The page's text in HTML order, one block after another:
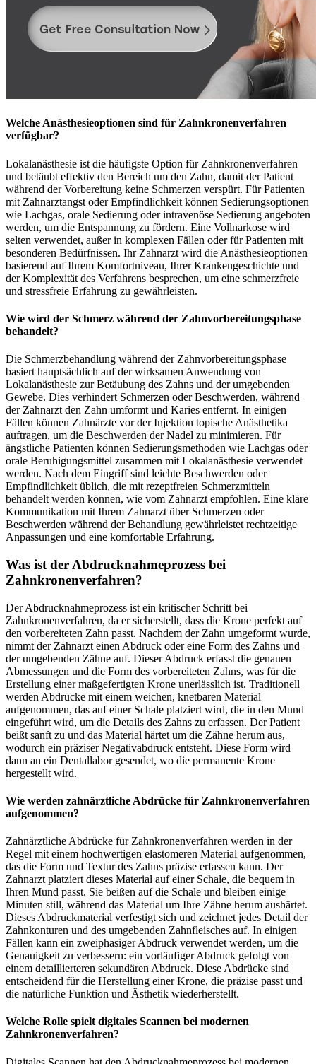
Welche Anästhesieoptionen sind für Zahnkronenverfahren
verfügbar?
Lokalanästhesie ist die häufigste Option für Zahnkronenverfahren
und betäubt effektiv den Bereich um den Zahn, damit der Patient
während der Vorbereitung keine Schmerzen verspürt. Für Patienten
mit Zahnarztangst oder Empfindlichkeit können Sedierungsoptionen
wie Lachgas, orale Sedierung oder intravenöse Sedierung angeboten
werden, um die Entspannung zu fördern. Eine Vollnarkose wird
selten verwendet, außer in komplexen Fällen oder für Patienten mit
besonderen Bedürfnissen. Ihr Zahnarzt wird die Anästhesieoptionen
basierend auf Ihrem Komfortniveau, Ihrer Krankengeschichte und
der Komplexität des Verfahrens besprechen, um eine schmerzfreie
und stressfreie Erfahrung zu gewährleisten.
Wie wird der Schmerz während der Zahnvorbereitungsphase
behandelt?
Die Schmerzbehandlung während der Zahnvorbereitungsphase
basiert hauptsächlich auf der wirksamen Anwendung von
Lokalanästhesie zur Betäubung des Zahns und der umgebenden
Gewebe. Dies verhindert Schmerzen oder Beschwerden, während
der Zahnarzt den Zahn umformt und Karies entfernt. In einigen
Fällen können Zahnärzte vor der Injektion topische Anästhetika
auftragen, um die Beschwerden der Nadel zu minimieren. Für
ängstliche Patienten können Sedierungsmethoden wie Lachgas oder
orale Beruhigungsmittel zusammen mit Lokalanästhesie verwendet
werden. Nach dem Eingriff sind leichte Beschwerden oder
Empfindlichkeit üblich, die mit rezeptfreien Schmerzmitteln
behandelt werden können, wie vom Zahnarzt empfohlen. Eine klare
Kommunikation mit Ihrem Zahnarzt über Schmerzen oder
Beschwerden während der Behandlung gewährleistet rechtzeitige
Anpassungen und eine komfortable Erfahrung.
Was ist der Abdrucknahmeprozess bei
Zahnkronenverfahren?
Der Abdrucknahmeprozess ist ein kritischer Schritt bei
Zahnkronenverfahren, da er sicherstellt, dass die Krone perfekt auf
den vorbereiteten Zahn passt. Nachdem der Zahn umgeformt wurde,
nimmt der Zahnarzt einen Abdruck oder eine Form des Zahns und
der umgebenden Zähne auf. Dieser Abdruck erfasst die genauen
Abmessungen und die Form des vorbereiteten Zahns, was für die
Erstellung einer maßgefertigten Krone unerlässlich ist. Traditionell
werden Abdrücke mit einem weichen, knetbaren Material
aufgenommen, das auf einer Schale platziert wird, die in den Mund
eingeführt wird, um die Details des Zahns zu erfassen. Der Patient
beißt sanft zu und das Material härtet um die Zähne herum aus,
wodurch ein präziser Negativabdruck entsteht. Diese Form wird
dann an ein Dentallabor gesendet, wo die permanente Krone
hergestellt wird.
Wie werden zahnärztliche Abdrücke für Zahnkronenverfahren
aufgenommen?
Zahnärztliche Abdrücke für Zahnkronenverfahren werden in der
Regel mit einem hochwertigen elastomeren Material aufgenommen,
das die Form und Textur des Zahns präzise erfassen kann. Der
Zahnarzt platziert dieses Material auf einer Schale, die bequem in
Ihren Mund passt. Sie beißen auf die Schale und bleiben einige
Minuten still, während das Material um Ihre Zähne herum aushärtet.
Dieses Abdruckmaterial verfestigt sich und zeichnet jedes Detail der
Zahnkonturen und des umgebenden Zahnfleisches auf. In einigen
Fällen kann ein zweiphasiger Abdruck verwendet werden, um die
Genauigkeit zu verbessern: ein vorläufiger Abdruck gefolgt von
einem detaillierteren sekundären Abdruck. Diese Abdrücke sind
entscheidend für die Herstellung einer Krone, die präzise passt und
die natürliche Funktion und Ästhetik wiederherstellt.
Welche Rolle spielt digitales Scannen bei modernen
Zahnkronenverfahren?